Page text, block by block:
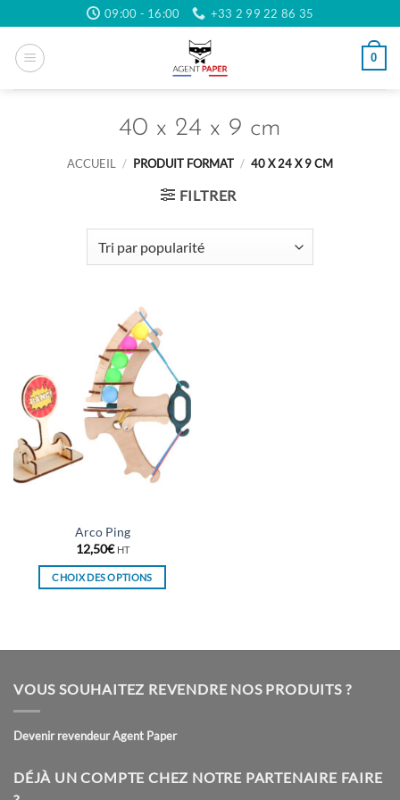
au
contenu
09:00 - 16:00 +33 2 99 22 86 35
0
40 x 24 x 9 cm
ACCUEIL / PRODUIT FORMAT / 40 X 24 X 9 CM
FILTRER
Arco Ping
12,50€ HT
CHOIX DES OPTIONS
plusieurs
Les
peuvent
sur
VOUS SOUHAITEZ REVENDRE NOS PRODUITS ?
Devenir revendeur Agent Paper
DÉJÀ UN COMPTE CHEZ NOTRE PARTENAIRE FAIRE